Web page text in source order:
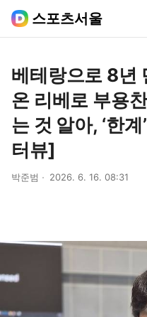
스포츠서울
베테랑으로 8년
온 리베로 부용
는 것 알아, ‘한
터뷰]
박준범 2026. 6. 16. 08:31